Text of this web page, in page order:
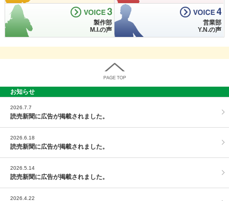
VOICE3
製作部
M.I.の声
VOICE4
営業部
Y.N.の声
お知らせ
2026.7.7
読売新聞に広告が掲載されました。
2026.6.18
読売新聞に広告が掲載されました。
2026.5.14
読売新聞に広告が掲載されました。
2026.4.22
PAGE TOP